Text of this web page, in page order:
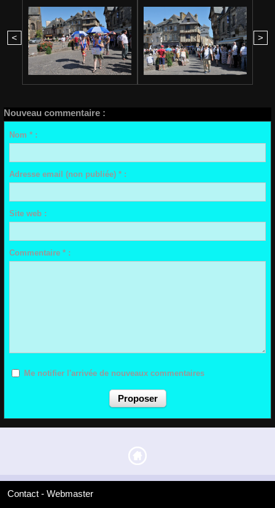
< >
Nouveau commentaire :
Nom * :
Adresse email (non publiée) * :
Site web :
Commentaire * :
Me notifier l'arrivée de nouveaux commentaires
Contact - Webmaster